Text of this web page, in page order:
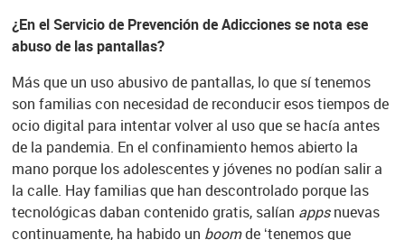
¿En el Servicio de Prevención de Adicciones se nota ese
abuso de las pantallas?
Más que un uso abusivo de pantallas, lo que sí tenemos
son familias con necesidad de reconducir esos tiempos de
ocio digital para intentar volver al uso que se hacía antes
de la pandemia. En el confinamiento hemos abierto la
mano porque los adolescentes y jóvenes no podían salir a
la calle. Hay familias que han descontrolado porque las
tecnológicas daban contenido gratis, salían appsnuevas
continuamente, ha habido un boomde ‘tenemos que